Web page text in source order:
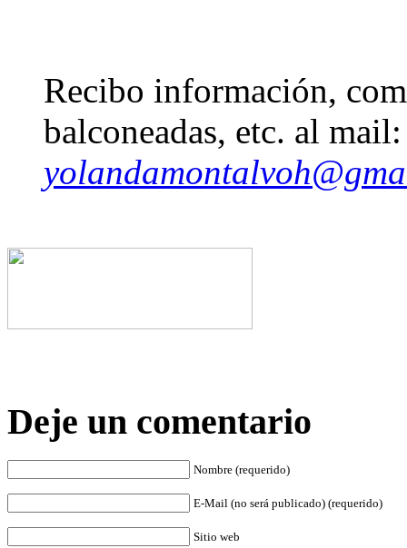
Recibo información,
balconeadas, etc. al mail:
Deje un comentario
Nombre (requerido)
E-Mail (no será publicado) (requerido)
Sitio web